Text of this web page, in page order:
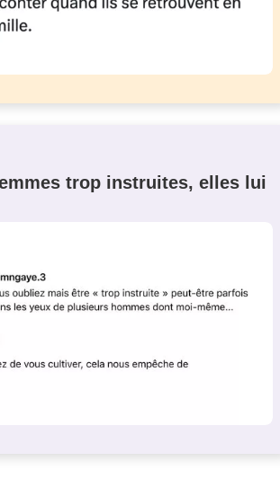
trop instruites, elles lui